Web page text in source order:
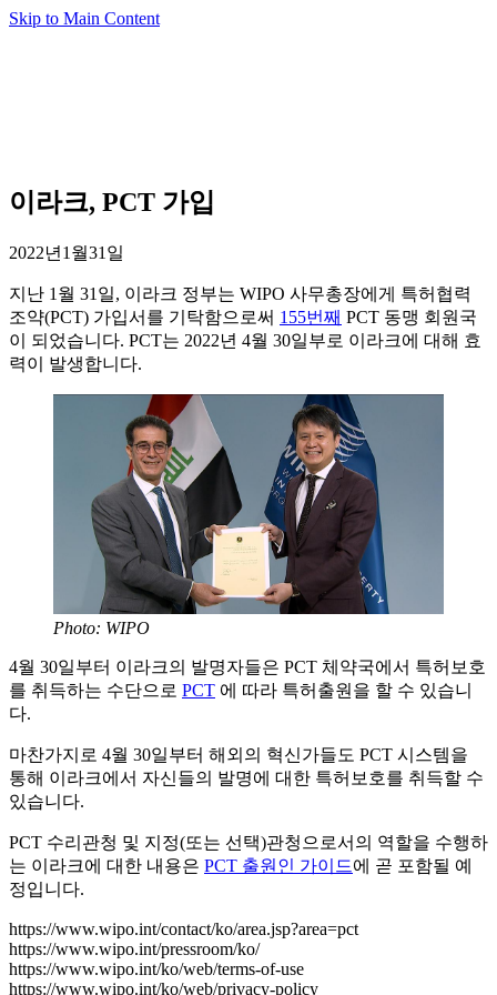
Skip to Main Content
이라크, PCT 가입
2022년1월31일
지난 1월 31일, 이라크 정부는 WIPO 사무총장에게 특허협력
조약(PCT) 가입서를 기탁함으로써 155번째 PCT 동맹 회원국
이 되었습니다. PCT는 2022년 4월 30일부로 이라크에 대해 효
력이 발생합니다.
Photo: WIPO
4월 30일부터 이라크의 발명자들은 PCT 체약국에서 특허보호
를 취득하는 수단으로 PCT 에 따라 특허출원을 할 수 있습니
다.
마찬가지로 4월 30일부터 해외의 혁신가들도 PCT 시스템을
통해 이라크에서 자신들의 발명에 대한 특허보호를 취득할 수
있습니다.
PCT 수리관청 및 지정(또는 선택)관청으로서의 역할을 수행하
는 이라크에 대한 내용은 PCT 출원인 가이드에 곧 포함될 예
정입니다.
https://www.wipo.int/contact/ko/area.jsp?area=pct
https://www.wipo.int/pressroom/ko/
https://www.wipo.int/ko/web/terms-of-use
https://www.wipo.int/ko/web/privacy-policy